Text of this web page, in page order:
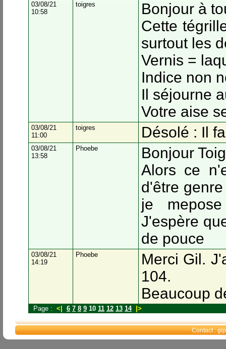
03/08/21
10:58
toigres
Bonjour à
Cette
surtout les
Vernis =
Indice non
Il séjourne
Votre aise
03/08/21
11:00
toigres Désolé : Il
03/08/21
13:58
Phoebe
Bonjour
Alors ce
d'être
je
J'espère
de pouce
03/08/21
14:19
Phoebe
Merci Gil.
104.
Beaucoup
Page : <| 6 7 8 9 10 11 12 13 14 |>
Contact :